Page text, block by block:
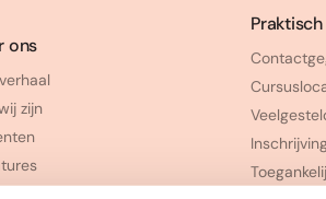
ons
zijn
Praktisch